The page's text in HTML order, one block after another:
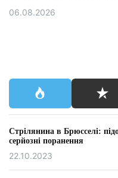
06.08.2026
Стрілянина в Брюсселі:
серйозні поранення
22.10.2023